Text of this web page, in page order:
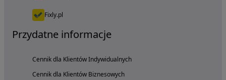
Fixly.pl
Przydatne informacje
Cennik dla Klientów Indywidualnych
Cennik dla Klientów Biznesowych